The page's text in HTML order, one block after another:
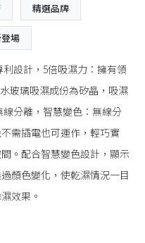
精選品牌
場
設計，5倍吸濕力：擁有領
玻璃吸濕成份為矽晶，吸濕
分離，智慧變色：無線分
需插電也可運作，輕巧實
。配合智慧變色設計，顯示
顏色變化，使乾濕情況一目
效果。